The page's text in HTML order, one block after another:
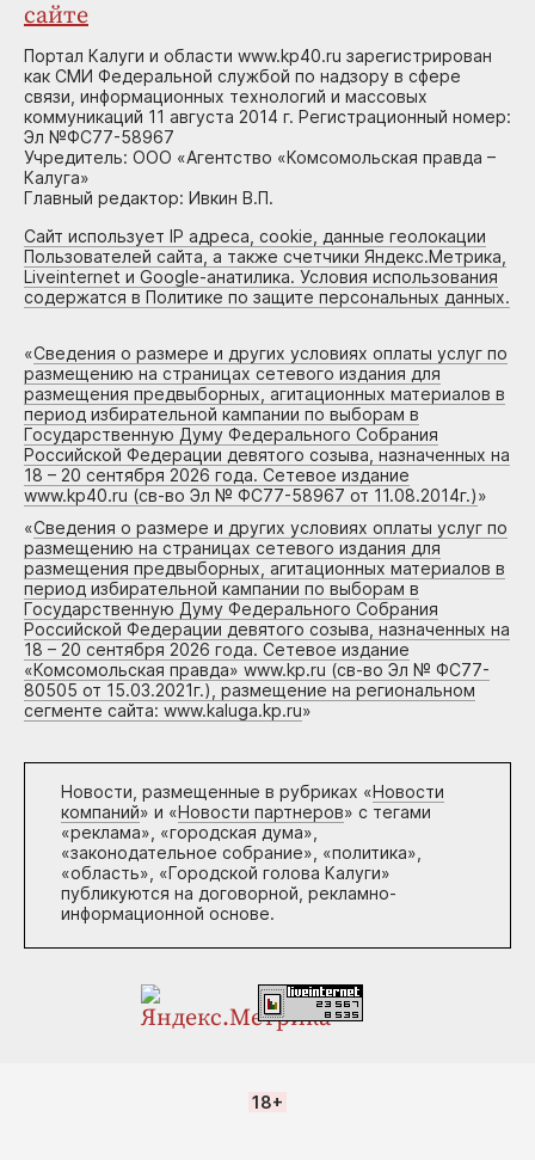
сайте
Портал Калуги и области www.kp40.ru зарегистрирован
как СМИ Федеральной службой по надзору в сфере
связи, информационных технологий и массовых
коммуникаций 11 августа 2014 г. Регистрационный номер:
Эл №ФС77-58967
Учредитель: ООО «Агентство «Комсомольская правда –
Калуга»
Главный редактор: Ивкин В.П.
Сайт использует IP адреса, cookie, данные геолокации
Пользователей сайта, а также счетчики Яндекс.Метрика,
Liveinternet и Google-анатилика. Условия использования
содержатся в Политике по защите персональных данных.
«Сведения о размере и других условиях оплаты услуг по
размещению на страницах сетевого издания для
размещения предвыборных, агитационных материалов в
период избирательной кампании по выборам в
Государственную Думу Федерального Собрания
Российской Федерации девятого созыва, назначенных на
18 – 20 сентября 2026 года. Сетевое издание
www.kp40.ru (св-во Эл № ФС77-58967 от 11.08.2014г.)»
«Сведения о размере и других условиях оплаты услуг по
размещению на страницах сетевого издания для
размещения предвыборных, агитационных материалов в
период избирательной кампании по выборам в
Государственную Думу Федерального Собрания
Российской Федерации девятого созыва, назначенных на
18 – 20 сентября 2026 года. Сетевое издание
«Комсомольская правда» www.kp.ru (св-во Эл № ФС77-
80505 от 15.03.2021г.), размещение на региональном
сегменте сайта: www.kaluga.kp.ru»
Новости, размещенные в рубриках «Новости
компаний» и «Новости партнеров» с тегами
«реклама», «городская дума»,
«законодательное собрание», «политика»,
«область», «Городской голова Калуги»
публикуются на договорной, рекламно-
информационной основе.
18+